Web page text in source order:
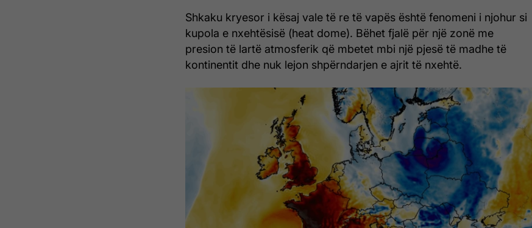
Shkaku kryesor i kësaj vale të re të vapës është fenomeni i njohur si
kupola e nxehtësisë (heat dome). Bëhet fjalë për një zonë me
presion të lartë atmosferik që mbetet mbi një pjesë të madhe të
kontinentit dhe nuk lejon shpërndarjen e ajrit të nxehtë.